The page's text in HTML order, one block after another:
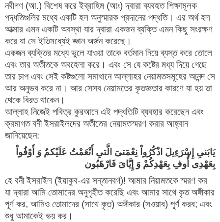
নবীগণ (আ.) বিশেষ করে ইব্রাহিম (আঃ) দ্বারা ব্যবহৃত শিক্ষামূলক
পদ্ধতিগুলির মধ্যে একটি হল অনুস্মারক প্রদানের পদ্ধতি। এর অর্থ হল
আত্মার এমন একটি অবস্থা যার দ্বারা একজন ব্যক্তি এমন কিছু সংরক্ষণ
করে যা সে ইতিমধ্যেই জ্ঞান অর্জন করেছে।
একজন ব্যক্তির মধ্যে ভুলে যাওয়া তাকে বর্তমান নিয়ে ব্যস্ত করে তোলে
এবং তার অতীতকে অবহেলা করে। এবং সে যে কষ্টের মধ্য দিয়ে গেছে
তার চাপ এবং সেই কষ্টগুলো সমাধানে আল্লাহর নেয়ামতসমূহের আনন্দ সে
আর অনুভব করে না। আর সেসব নেয়ামতের কৃতজ্ঞতার কারণে যা হয় তা
থেকে বিরত থাকেন।
আল্লাহ নিজেই পবিত্র কুরআনে এই পদ্ধতিটি ব্যবহার করেছেন এবং
ক্রমাগত বনী ইসরাইলদের অতীতের নেয়ামতস্মরণ করার আহ্বান
জানিয়েছেন:
يَابَنىِ إِسْرَءِيلَ اذْكُرُواْ نِعْمَتىَ الَّتىِ أَنْعَمْتُ عَلَيْكمُ وَ أَوْفُواْ
بِعَهْدِى أُوفِ بِعَهْدِكُمْ وَ إِيَّاىَ فَارْهَبُون
হে বনী ইসরাইল (ইয়াকুব-এর সন্তানবর্গ)! আমার নিয়ামতকে স্মরণ কর
যা দ্বারা আমি তোমাদের অনুগৃহীত করেছি এবং আমার সাথে কৃত অঙ্গীকার
পূর্ণ কর, আমিও তোমাদের (সাথে কৃত) অঙ্গীকার (সওয়াব) পূর্ণ করব; এবং
শুধু আমাকেই ভয় কর।